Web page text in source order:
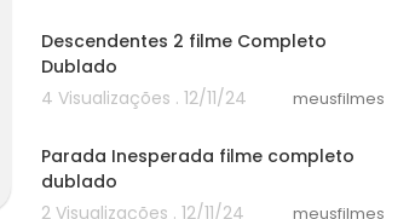
Descendentes 2 filme Completo
Dublado
4 Visualizações . 12/11/24
meusfilmes
Parada Inesperada filme completo
dublado
2 Visualizações . 12/11/24
meusfilmes